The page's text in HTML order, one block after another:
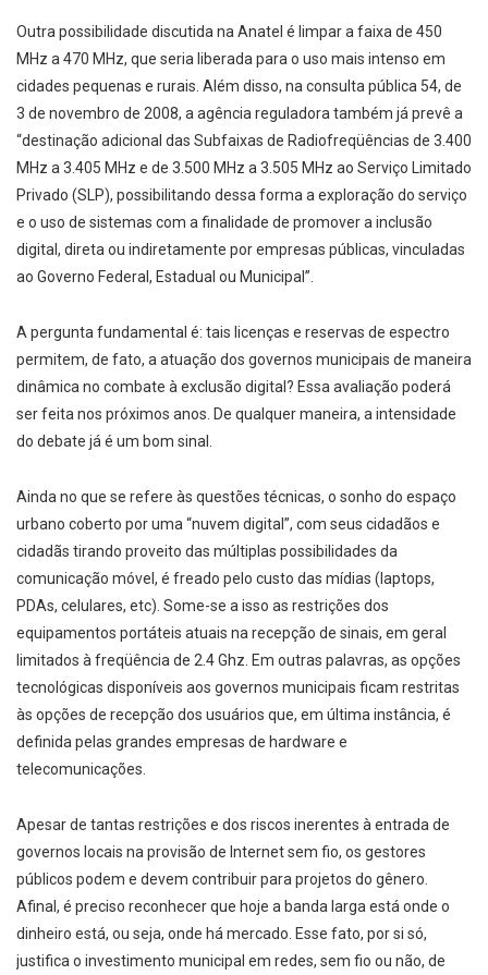
Outra possibilidade discutida na Anatel é limpar a faixa de 450
MHz a 470 MHz, que seria liberada para o uso mais intenso em
cidades pequenas e rurais. Além disso, na consulta pública 54, de
3 de novembro de 2008, a agência reguladora também já prevê a
“destinação adicional das Subfaixas de Radiofreqüências de 3.400
MHz a 3.405 MHz e de 3.500 MHz a 3.505 MHz ao Serviço Limitado
Privado (SLP), possibilitando dessa forma a exploração do serviço
e o uso de sistemas com a finalidade de promover a inclusão
digital, direta ou indiretamente por empresas públicas, vinculadas
ao Governo Federal, Estadual ou Municipal”.
A pergunta fundamental é: tais licenças e reservas de espectro
permitem, de fato, a atuação dos governos municipais de maneira
dinâmica no combate à exclusão digital? Essa avaliação poderá
ser feita nos próximos anos. De qualquer maneira, a intensidade
do debate já é um bom sinal.
Ainda no que se refere às questões técnicas, o sonho do espaço
urbano coberto por uma “nuvem digital”, com seus cidadãos e
cidadãs tirando proveito das múltiplas possibilidades da
comunicação móvel, é freado pelo custo das mídias (laptops,
PDAs, celulares, etc). Some-se a isso as restrições dos
equipamentos portáteis atuais na recepção de sinais, em geral
limitados à freqüência de 2.4 Ghz. Em outras palavras, as opções
tecnológicas disponíveis aos governos municipais ficam restritas
às opções de recepção dos usuários que, em última instância, é
definida pelas grandes empresas de hardware e
telecomunicações.
Apesar de tantas restrições e dos riscos inerentes à entrada de
governos locais na provisão de Internet sem fio, os gestores
públicos podem e devem contribuir para projetos do gênero.
Afinal, é preciso reconhecer que hoje a banda larga está onde o
dinheiro está, ou seja, onde há mercado. Esse fato, por si só,
justifica o investimento municipal em redes, sem fio ou não, de